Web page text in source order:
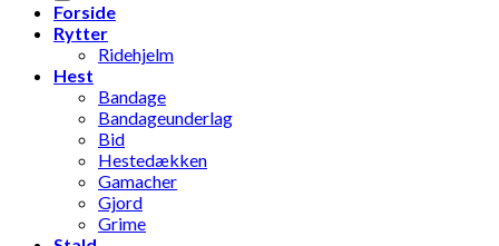
Forside
Rytter
Ridehjelm
Hest
Bandage
Bandageunderlag
Bid
Hestedækken
Gamacher
Gjord
Grime